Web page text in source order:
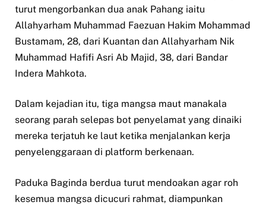
turut mengorbankan dua anak Pahang iaitu
Allahyarham Muhammad Faezuan Hakim Mohammad
Bustamam, 28, dari Kuantan dan Allahyarham Nik
Muhammad Hafifi Asri Ab Majid, 38, dari Bandar
Indera Mahkota.
Dalam kejadian itu, tiga mangsa maut manakala
seorang parah selepas bot penyelamat yang dinaiki
mereka terjatuh ke laut ketika menjalankan kerja
penyelenggaraan di platform berkenaan.
Paduka Baginda berdua turut mendoakan agar roh
kesemua mangsa dicucuri rahmat, diampunkan